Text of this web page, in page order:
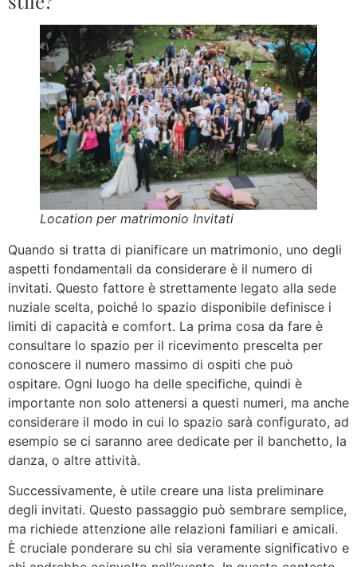
Location per matrimonio Invitati
Quando si tratta di pianificare un matrimonio, uno degli
aspetti fondamentali da considerare è il numero di
invitati. Questo fattore è strettamente legato alla sede
nuziale scelta, poiché lo spazio disponibile definisce i
limiti di capacità e comfort. La prima cosa da fare è
consultare lo spazio per il ricevimento prescelta per
conoscere il numero massimo di ospiti che può
ospitare. Ogni luogo ha delle specifiche, quindi è
importante non solo attenersi a questi numeri, ma anche
considerare il modo in cui lo spazio sarà configurato, ad
esempio se ci saranno aree dedicate per il banchetto, la
danza, o altre attività.
Successivamente, è utile creare una lista preliminare
degli invitati. Questo passaggio può sembrare semplice,
ma richiede attenzione alle relazioni familiari e amicali.
È cruciale ponderare su chi sia veramente significativo e